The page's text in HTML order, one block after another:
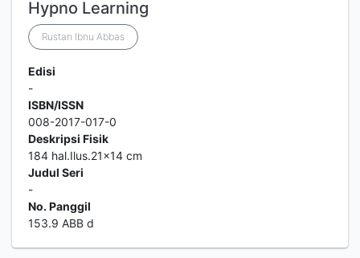
Hypno Learning
Rustan Ibnu Abbas
Edisi
-
ISBN/ISSN
008-2017-017-0
Deskripsi Fisik
184 hal.Ilus.21x14 cm
Judul Seri
-
No. Panggil
153.9 ABB d